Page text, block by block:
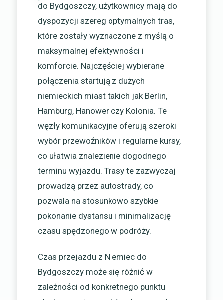
do Bydgoszczy, użytkownicy mają do
dyspozycji szereg optymalnych tras,
które zostały wyznaczone z myślą o
maksymalnej efektywności i
komforcie. Najczęściej wybierane
połączenia startują z dużych
niemieckich miast takich jak Berlin,
Hamburg, Hanower czy Kolonia. Te
węzły komunikacyjne oferują szeroki
wybór przewoźników i regularne kursy,
co ułatwia znalezienie dogodnego
terminu wyjazdu. Trasy te zazwyczaj
prowadzą przez autostrady, co
pozwala na stosunkowo szybkie
pokonanie dystansu i minimalizację
czasu spędzonego w podróży.
Czas przejazdu z Niemiec do
Bydgoszczy może się różnić w
zależności od konkretnego punktu